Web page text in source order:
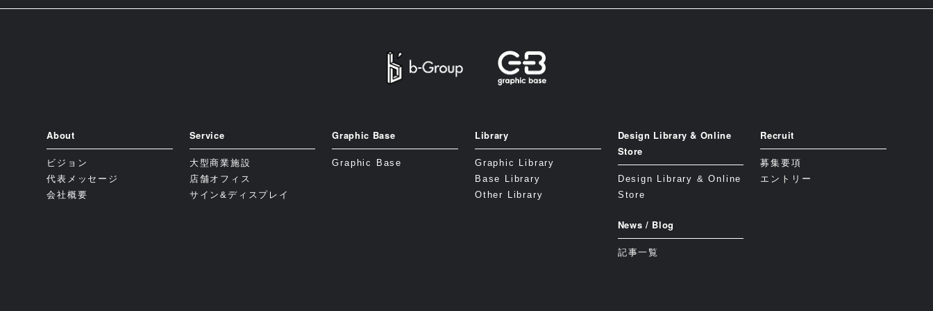
About
ビジョン
代表メッセージ
会社概要
Service
大型商業施設
店舗オフィス
サイン&ディスプレイ
Graphic Base
Graphic Base
Library
Graphic Library
Base Library
Other Library
Design Library & Online
Store
Design Library & Online
Store
News / Blog
記事一覧
Recruit
募集要項
エントリー